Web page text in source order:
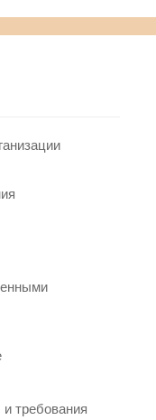
требования